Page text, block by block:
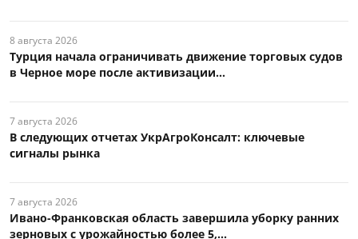
8 августа 2026
Турция начала ограничивать движение торговых судов
в Черное море после активизации...
7 августа 2026
В следующих отчетах УкрАгроКонсалт: ключевые
сигналы рынка
7 августа 2026
Ивано-Франковская область завершила уборку ранних
зерновых с урожайностью более 5,...